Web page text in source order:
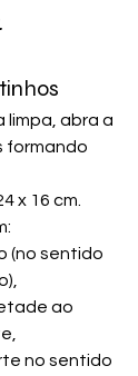
limpa, abra a
formando
x 16 cm.
(no sentido
ao
no sentido